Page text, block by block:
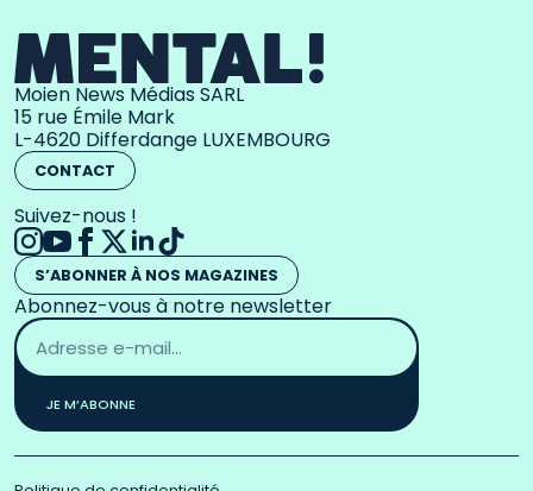
Moien News Médias SARL
15 rue Émile Mark
L-4620 Differdange LUXEMBOURG
CONTACT
Suivez-nous !
S’ABONNER À NOS MAGAZINES
Abonnez-vous à notre newsletter
Adresse
email
*
JE M’ABONNE